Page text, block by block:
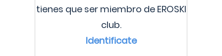
tienes que ser miembro de EROSKI
club.
Identificate